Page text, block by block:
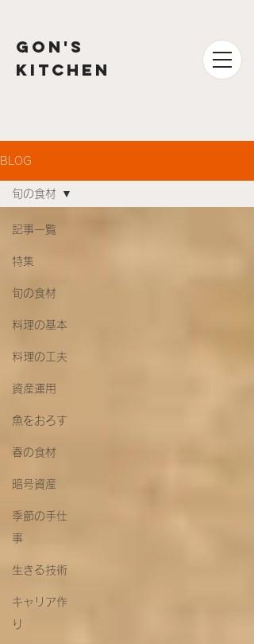
GON'S
kitchen
BLOG
記事一覧
特集
旬の食材
料理の基本
料理の工夫
資産運用
魚をおろす
春の食材
暗号資産
季節の手仕
事
生きる技術
キャリア作
り
旬の食材